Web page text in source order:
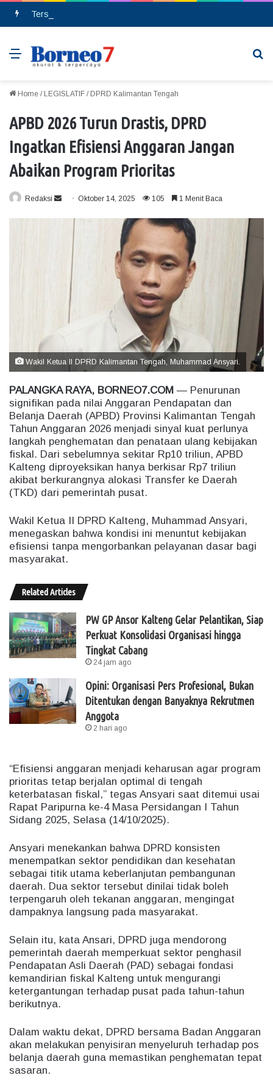
Menu
Home / LEGISLATIF / DPRD Kalimantan Tengah
APBD 2026 Turun Drastis, DPRD
Ingatkan Efisiensi Anggaran Jangan
Abaikan Program Prioritas
Redaksi Oktober 14, 2025 105 1 Menit Baca
Wakil Ketua II DPRD Kalimantan Tengah, Muhammad Ansyari.
PALANGKA RAYA, BORNEO7.COM — Penurunan
signifikan pada nilai Anggaran Pendapatan dan
Belanja Daerah (APBD) Provinsi Kalimantan Tengah
Tahun Anggaran 2026 menjadi sinyal kuat perlunya
langkah penghematan dan penataan ulang kebijakan
fiskal. Dari sebelumnya sekitar Rp10 triliun, APBD
Kalteng diproyeksikan hanya berkisar Rp7 triliun
akibat berkurangnya alokasi Transfer ke Daerah
(TKD) dari pemerintah pusat.
Wakil Ketua II DPRD Kalteng, Muhammad Ansyari,
menegaskan bahwa kondisi ini menuntut kebijakan
efisiensi tanpa mengorbankan pelayanan dasar bagi
masyarakat.
Related Articles
PW GP Ansor Kalteng Gelar Pelantikan, Siap
Perkuat Konsolidasi Organisasi hingga
Tingkat Cabang
24 jam ago
Opini: Organisasi Pers Profesional, Bukan
Ditentukan dengan Banyaknya Rekrutmen
Anggota
2 hari ago
“Efisiensi anggaran menjadi keharusan agar program
prioritas tetap berjalan optimal di tengah
keterbatasan fiskal,” tegas Ansyari saat ditemui usai
Rapat Paripurna ke-4 Masa Persidangan I Tahun
Sidang 2025, Selasa (14/10/2025).
Ansyari menekankan bahwa DPRD konsisten
menempatkan sektor pendidikan dan kesehatan
sebagai titik utama keberlanjutan pembangunan
daerah. Dua sektor tersebut dinilai tidak boleh
terpengaruh oleh tekanan anggaran, mengingat
dampaknya langsung pada masyarakat.
Selain itu, kata Ansari, DPRD juga mendorong
pemerintah daerah memperkuat sektor penghasil
Pendapatan Asli Daerah (PAD) sebagai fondasi
kemandirian fiskal Kalteng untuk mengurangi
ketergantungan terhadap pusat pada tahun-tahun
berikutnya.
Dalam waktu dekat, DPRD bersama Badan Anggaran
akan melakukan penyisiran menyeluruh terhadap pos
belanja daerah guna memastikan penghematan tepat
sasaran.